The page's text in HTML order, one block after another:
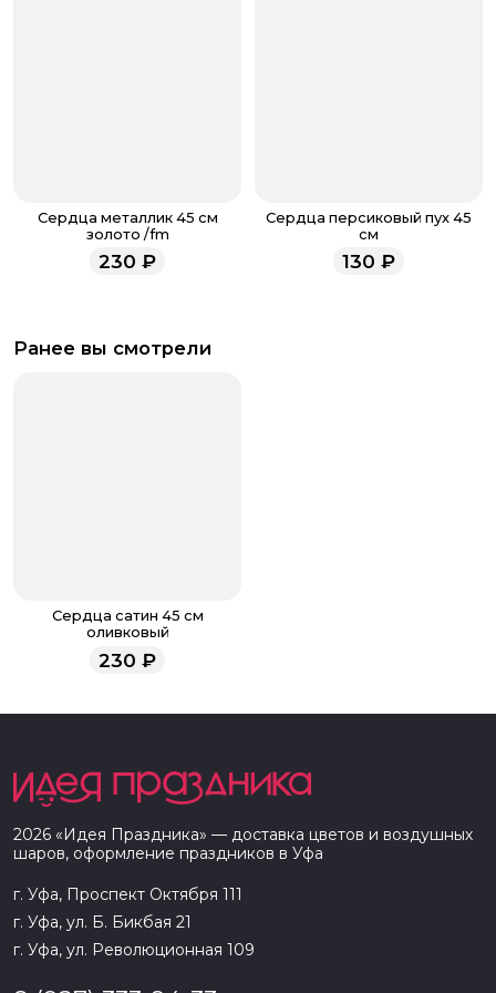
Сердца металлик 45 см
золото /fm
230 ₽
Сердца персиковый пух 45
см
130 ₽
Ранее вы смотрели
Сердца сатин 45 см
оливковый
230 ₽
2026 «Идея Праздника» — доставка цветов и воздушных
шаров, оформление праздников в Уфа
г. Уфа, Проспект Октября 111
г. Уфа, ул. Б. Бикбая 21
г. Уфа, ул. Революционная 109